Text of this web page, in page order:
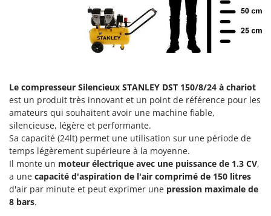
Groupes électrogènes
Gyrobroyeurs à lame pour tracteur
Herses à Dents
Herses Rotatives
L
Lames à neige
Lames niveleuses pour tracteur
Lave-vitres
Lieuses électriques pour vignes
Einhell
Elegen
Energy Gruppi
Enotecnica Pillan
Eschenfelder
EuroMech
Eurosystems
Le compresseur Silencieux STANLEY DST 150/8/24 à chariot
est un produit très innovant et un point de référence pour les
amateurs qui souhaitent avoir une machine fiable,
silencieuse, légère et performante.
Sa capacité (24lt) permet une utilisation sur une période de
temps légèrement supérieure à la moyenne.
Il monte un moteur électrique avec une puissance de 1.3 CV,
a une capacité d'aspiration de l'air comprimé de 150 litres
d'air par minute et peut exprimer une pression maximale de
8 bars.